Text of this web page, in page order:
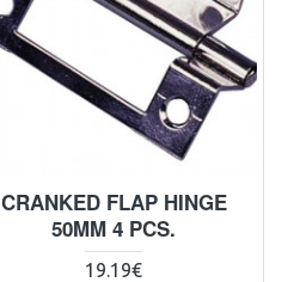
CRANKED FLAP HINGE
50MM 4 PCS.
19.19€